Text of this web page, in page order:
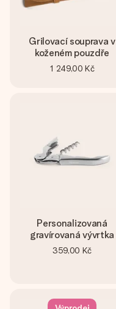
Grilovací souprava v
koženém pouzdře
1 249,00 Kč
Personalizovaná
gravírovaná vývrtka
359,00 Kč